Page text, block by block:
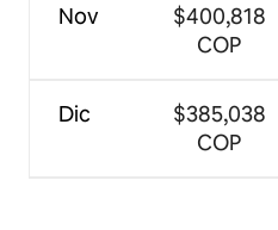
Nov
Dic
$400,818
COP
$385,038
COP